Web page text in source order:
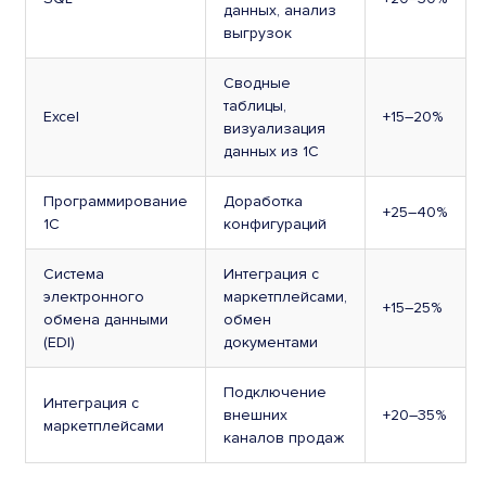
данных, анализ
выгрузок
Excel
Сводные
таблицы,
визуализация
данных из 1С
+15–20%
Программирование
1С
Доработка
конфигураций
+25–40%
Система
электронного
обмена данными
(EDI)
Интеграция с
маркетплейсами,
обмен
документами
+15–25%
Интеграция с
маркетплейсами
Подключение
внешних
каналов продаж
+20–35%